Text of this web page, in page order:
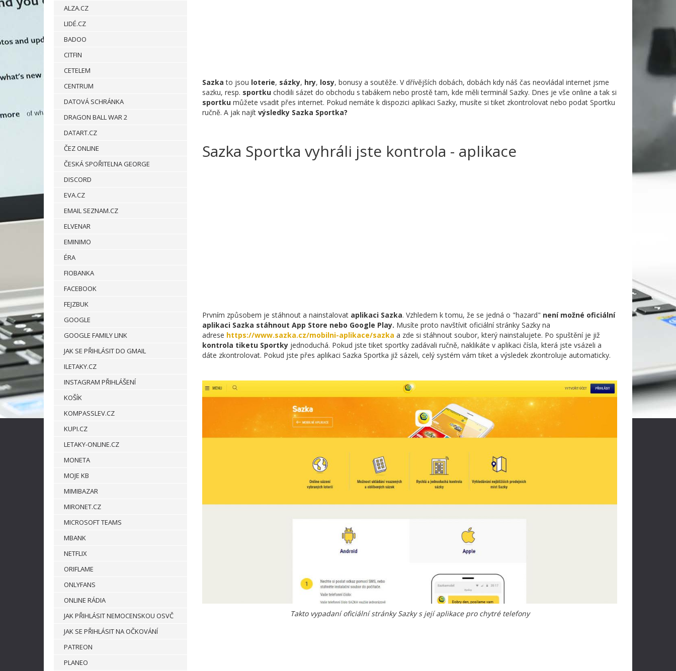
ALZA.CZ
LIDÉ.CZ
BADOO
CITFIN
CETELEM
CENTRUM
DATOVÁ SCHRÁNKA
DRAGON BALL WAR 2
DATART.CZ
ČEZ ONLINE
ČESKÁ SPOŘITELNA GEORGE
DISCORD
EVA.CZ
EMAIL SEZNAM.CZ
ELVENAR
EMINIMO
ÉRA
FIOBANKA
FACEBOOK
FEJZBUK
GOOGLE
GOOGLE FAMILY LINK
JAK SE PŘIHLÁSIT DO GMAIL
ILETAKY.CZ
INSTAGRAM PŘIHLÁŠENÍ
KOŠÍK
KOMPASSLEV.CZ
KUPI.CZ
LETAKY-ONLINE.CZ
MONETA
MOJE KB
MIMIBAZAR
MIRONET.CZ
MICROSOFT TEAMS
MBANK
NETFLIX
ORIFLAME
ONLYFANS
ONLINE RÁDIA
JAK PŘIHLÁSIT NEMOCENSKOU OSVČ
JAK SE PŘIHLÁSIT NA OČKOVÁNÍ
PATREON
PLANEO
Sazka to jsou loterie, sázky, hry, losy, bonusy a soutěže. V dřívějších dobách, dobách kdy náš čas neovládal internet jsme
sazku, resp. sportku chodili sázet do obchodu s tabákem nebo prostě tam, kde měli terminál Sazky. Dnes je vše online a tak si
sportku můžete vsadit přes internet. Pokud nemáte k dispozici aplikaci Sazky, musíte si tiket zkontrolovat nebo podat Sportku
ručně. A jak najít výsledky Sazka Sportka?
Sazka Sportka vyhráli jste kontrola - aplikace
Prvním způsobem je stáhnout a nainstalovat aplikaci Sazka. Vzhledem k tomu, že se jedná o "hazard" není možné oficiální
aplikaci Sazka stáhnout App Store nebo Google Play. Musíte proto navštívit oficiální stránky Sazky na
adrese https://www.sazka.cz/mobilni-aplikace/sazka a zde si stáhnout soubor, který nainstalujete. Po spuštění je již
kontrola tiketu Sportky jednoduchá. Pokud jste tiket sportky zadávali ručně, naklikáte v aplikaci čísla, která jste vsázeli a
dáte zkontrolovat. Pokud jste přes aplikaci Sazka Sportka již sázeli, celý systém vám tiket a výsledek zkontroluje automaticky.
Takto vypadaní oficiální stránky Sazky s její aplikace pro chytré telefony